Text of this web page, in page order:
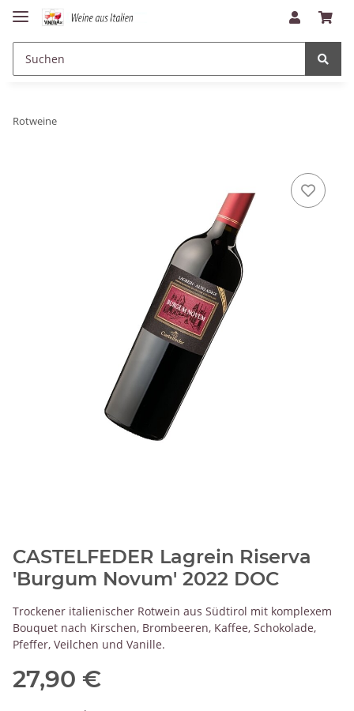
Rotweine
CASTELFEDER Lagrein Riserva
'Burgum Novum' 2022 DOC
Trockener italienischer Rotwein aus Südtirol mit komplexem
Bouquet nach Kirschen, Brombeeren, Kaffee, Schokolade,
Pfeffer, Veilchen und Vanille.
27,90 €